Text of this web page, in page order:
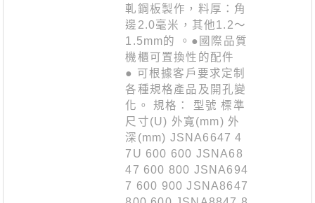
軋鋼板製作，料厚：角
邊2.0毫米，其他1.2〜
1.5mm的 。●國際品質
機櫃可置換性的配件
● 可根據客戶要求定制
各種規格產品及開孔變
化。 規格： 型號 標準
尺寸(U) 外寬(mm) 外
深(mm) JSNA6647 4
7U 600 600 JSNA68
47 600 800 JSNA694
7 600 900 JSNA8647